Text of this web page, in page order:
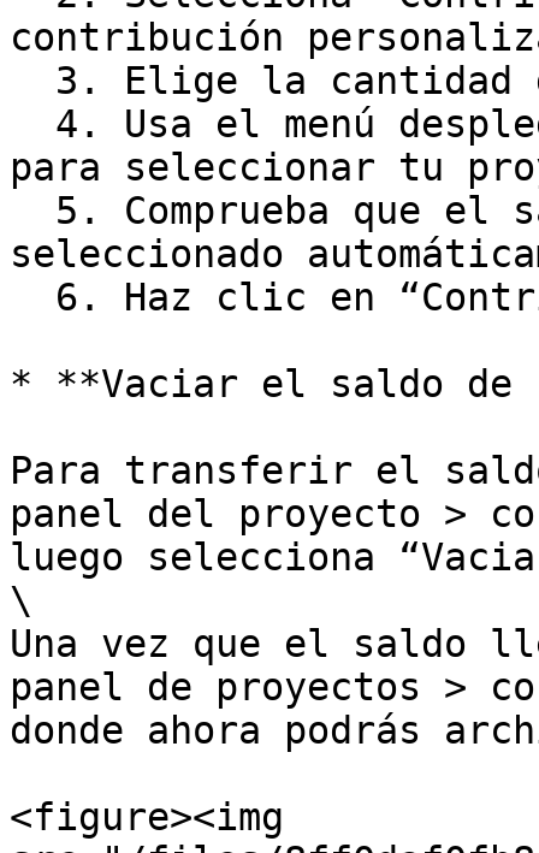
contribución
para seleccionar tu
seleccionado
* **Vaciar el saldo de
Para transferir el
panel del proyecto >
luego selecciona
\
Una vez que el saldo
panel de proyectos >
donde ahora podrás
<figure><img